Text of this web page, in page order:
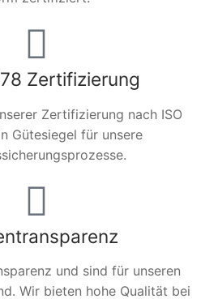
Zertifizierung
Zertifizierung nach ISO
Gütesiegel für unsere
und sind für unseren
Wir bieten hohe Qualität bei